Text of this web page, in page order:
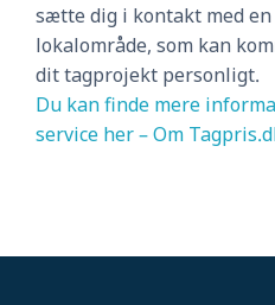
sætte dig i kontakt med
lokalområde, som kan
dit tagprojekt personligt.
Du kan finde mere
service her – Om